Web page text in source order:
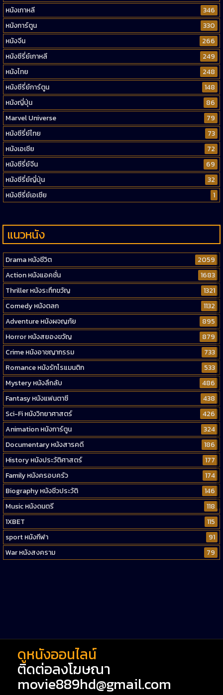
หนังเกาหลี
346
หนังการ์ตูน
330
หนังจีน
266
หนังซีรี่ย์เกาหลี
249
หนังไทย
248
หนังซีรี่ย์การ์ตูน
148
หนังญี่ปุ่น
86
Marvel Universe
79
หนังซีรี่ย์ไทย
73
หนังเอเชีย
72
หนังซีรี่ย์จีน
69
หนังซีรี่ย์ญี่ปุ่น
32
หนังซีรี่ย์เอเชีย
1
แนวหนัง
Drama หนังชีวิต
2059
Action หนังแอคชั่น
1683
Thriller หนังระทึกขวัญ
1321
Comedy หนังตลก
1132
Adventure หนังผจญภัย
895
Horror หนังสยองขวัญ
879
Crime หนังอาชญากรรม
733
Romance หนังรักโรแมนติก
533
Mystery หนังลึกลับ
486
Fantasy หนังแฟนตาซี
438
Sci-Fi หนังวิทยาศาสตร์
426
Animation หนังการ์ตูน
324
Documentary หนังสารคดี
186
History หนังประวัติศาสตร์
177
Family หนังครอบครัว
174
Biography หนังชีวประวัติ
146
Music หนังดนตรี
118
1XBET
115
sport หนังกีฬา
91
War หนังสงคราม
79
ดูหนังออนไลน์
ติดต่อลงโฆษณา
movie889hd@gmail.com